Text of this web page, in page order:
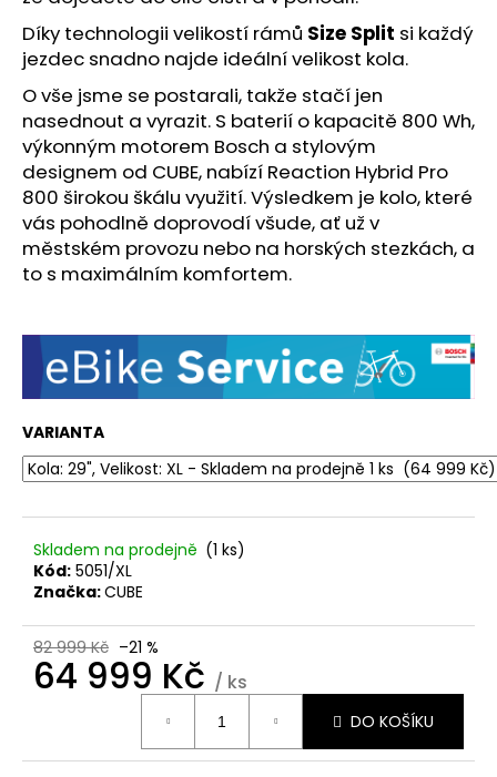
Díky technologii velikostí rámů Size Split si každý
jezdec snadno najde ideální velikost kola.
O vše jsme se postarali, takže stačí jen
nasednout a vyrazit. S baterií o kapacitě 800 Wh,
výkonným motorem Bosch a stylovým
designem od CUBE, nabízí Reaction Hybrid Pro
800 širokou škálu využití. Výsledkem je kolo, které
vás pohodlně doprovodí všude, ať už v
městském provozu nebo na horských stezkách, a
to s maximálním komfortem.
VARIANTA
Skladem na prodejně (1 ks)
Kód: 5051/XL
Značka:CUBE
82 999 Kč –21 %
64 999 Kč / ks
DO KOŠÍKU